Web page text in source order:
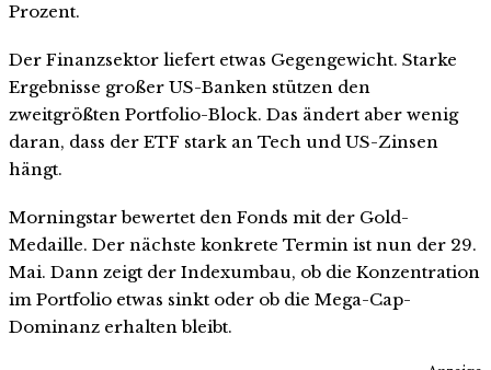
Prozent.
Der Finanzsektor liefert etwas Gegengewicht. Starke
Ergebnisse großer US-Banken stützen den
zweitgrößten Portfolio-Block. Das ändert aber wenig
daran, dass der ETF stark an Tech und US-Zinsen
hängt.
Morningstar bewertet den Fonds mit der Gold-
Medaille. Der nächste konkrete Termin ist nun der 29.
Mai. Dann zeigt der Indexumbau, ob die Konzentration
im Portfolio etwas sinkt oder ob die Mega-Cap-
Dominanz erhalten bleibt.